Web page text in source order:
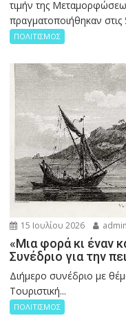
τιμήν της
πραγματοποιήθηκαν στις
ΠΟΛΙΤΙΣΜΟΣ
15 Ιουλίου 2026
«Μια φορά κι έναν
Συνέδριο για την
Διήμερο συνέδριο με
Τουριστική...
ΠΟΛΙΤΙΣΜΟΣ